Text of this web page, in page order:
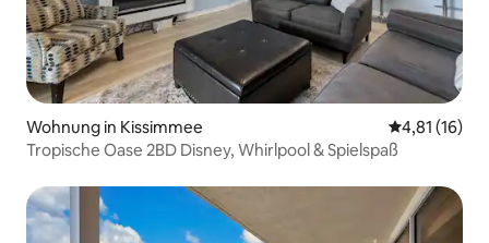
Wohnung in Kissimmee
4,81 (16)
Tropische Oase 2BD Disney, Whirlpool & Spielspaß